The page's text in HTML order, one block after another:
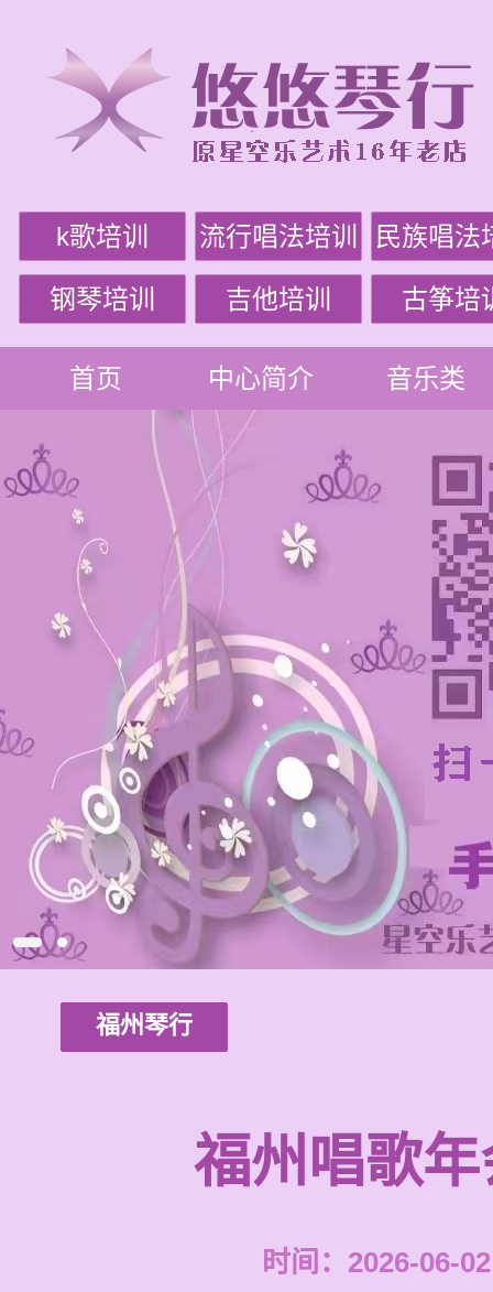
k歌培训 流行唱法培训 民族唱法
钢琴培训 吉他培训 古筝培
首页 中心简介 音乐类
福州琴行
福州唱歌
时间：2026-06-